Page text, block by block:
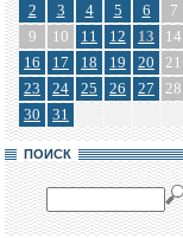
2
3 4 5 6 7
9
10 11 12 13 14
16
17 18 19 20 21
23
24 25 26 27 28
30
31
ПОИСК